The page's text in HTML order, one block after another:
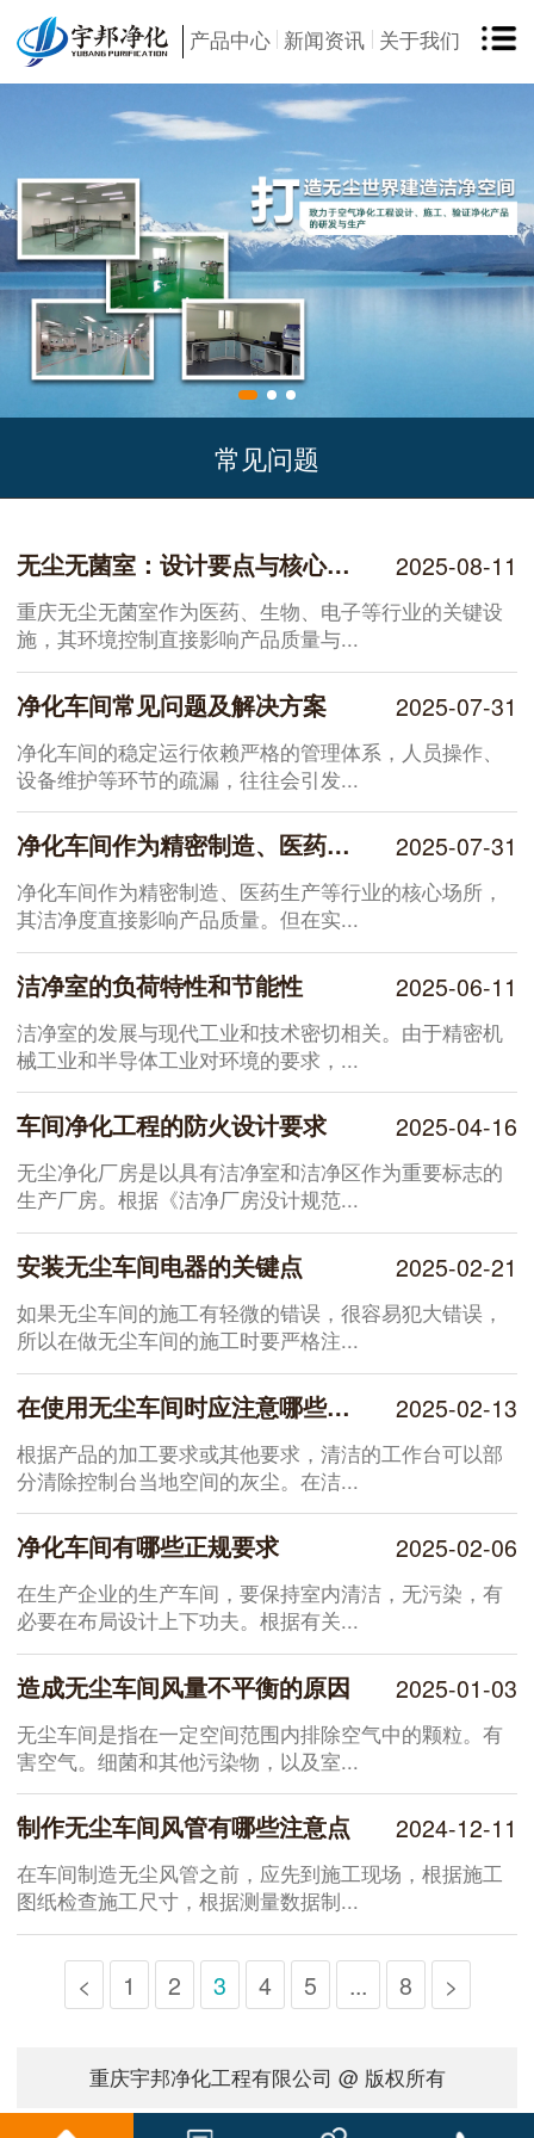
产品中心 新闻资讯 关于我们
常见问题
无尘无菌室：设计要点与核心系统解析 2025-08-11
重庆无尘无菌室作为医药、生物、电子等行业的关键设
施，其环境控制直接影响产品质量与...
净化车间常见问题及解决方案 2025-07-31
净化车间的稳定运行依赖严格的管理体系，人员操作、
设备维护等环节的疏漏，往往会引发...
净化车间作为精密制造、医药生产等行业的核心场所出现的各类问题解决方案 2025-07-31
净化车间作为精密制造、医药生产等行业的核心场所，
其洁净度直接影响产品质量。但在实...
洁净室的负荷特性和节能性 2025-06-11
洁净室的发展与现代工业和技术密切相关。由于精密机
械工业和半导体工业对环境的要求，...
车间净化工程的防火设计要求 2025-04-16
无尘净化厂房是以具有洁净室和洁净区作为重要标志的
生产厂房。根据《洁净厂房没计规范...
安装无尘车间电器的关键点 2025-02-21
如果无尘车间的施工有轻微的错误，很容易犯大错误，
所以在做无尘车间的施工时要严格注...
在使用无尘车间时应注意哪些实际问题 2025-02-13
根据产品的加工要求或其他要求，清洁的工作台可以部
分清除控制台当地空间的灰尘。在洁...
净化车间有哪些正规要求 2025-02-06
在生产企业的生产车间，要保持室内清洁，无污染，有
必要在布局设计上下功夫。根据有关...
造成无尘车间风量不平衡的原因 2025-01-03
无尘车间是指在一定空间范围内排除空气中的颗粒。有
害空气。细菌和其他污染物，以及室...
制作无尘车间风管有哪些注意点 2024-12-11
在车间制造无尘风管之前，应先到施工现场，根据施工
图纸检查施工尺寸，根据测量数据制...
< 1 2 3 4 5 ... 8 >
重庆宇邦净化工程有限公司 @ 版权所有